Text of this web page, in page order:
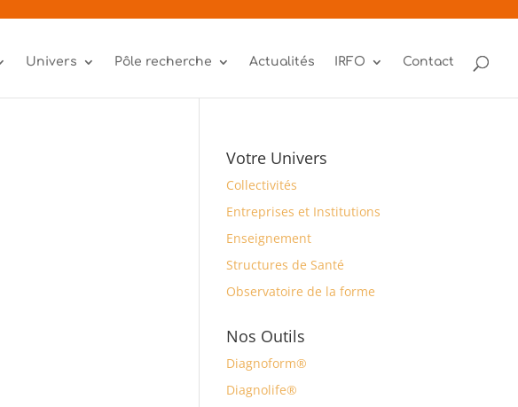
Univers Pôle recherche Actualités IRFO Contact
Votre Univers
Collectivités
Entreprises et Institutions
Enseignement
Structures de Santé
Observatoire de la forme
Nos Outils
Diagnoform®
Diagnolife®